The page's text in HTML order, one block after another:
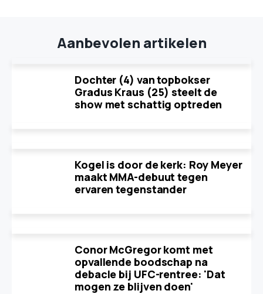
Aanbevolen artikelen
Dochter (4) van topbokser
Gradus Kraus (25) steelt de
show met schattig optreden
Kogel is door de kerk: Roy Meyer
maakt MMA-debuut tegen
ervaren tegenstander
Conor McGregor komt met
opvallende boodschap na
debacle bij UFC-rentree: 'Dat
mogen ze blijven doen'